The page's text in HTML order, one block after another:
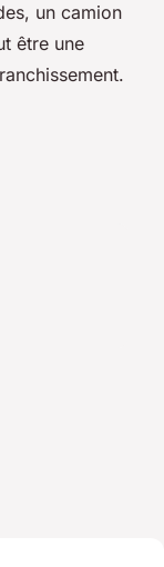
un camion
être une